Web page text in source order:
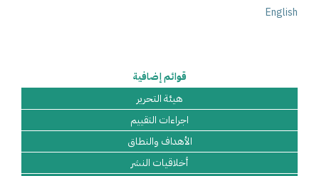
English
قوائم إضافية
هيئة التحرير
اجراءات التقييم
الأهداف والنطاق
أخلاقيات النشر